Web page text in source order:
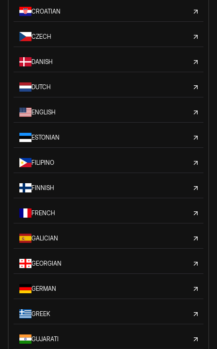
CROATIAN
CZECH
DANISH
DUTCH
ENGLISH
ESTONIAN
FILIPINO
FINNISH
FRENCH
GALICIAN
GEORGIAN
GERMAN
GREEK
GUJARATI